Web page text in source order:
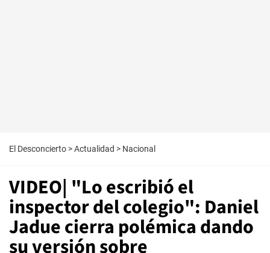
El Desconcierto >Actualidad > Nacional
VIDEO| "Lo escribió el
inspector del colegio": Daniel
Jadue cierra polémica dando
su versión sobre